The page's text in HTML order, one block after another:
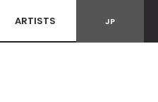
ARTISTS JP